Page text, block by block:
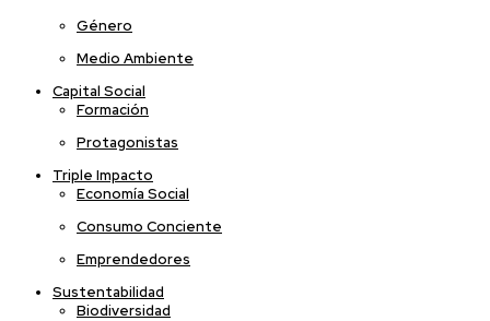
Género
Medio Ambiente
Capital Social
Formación
Protagonistas
Triple Impacto
Economía Social
Consumo Conciente
Emprendedores
Sustentabilidad
Biodiversidad